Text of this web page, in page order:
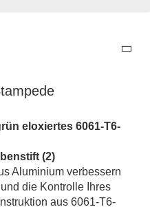
eloxiertes 6061-T6-
(2)
Aluminium verbessern
die Kontrolle Ihres
aus 6061-T6-